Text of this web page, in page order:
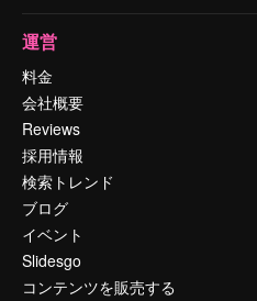
運営
料金
会社概要
Reviews
採用情報
検索トレンド
ブログ
イベント
Slidesgo
コンテンツを販売する